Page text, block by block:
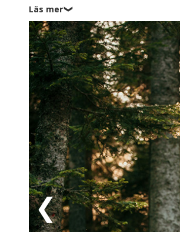
där du får svinga klubban med
med en stark Luther-historia.
pitch & putt, för en liten men
många badmöjligheter i
under varma sommardagar kan
poolen. Dessutom är det bara
hittar inomhuspool med
massage-behandling.
Missa heller inte ett besök i den
områdets stora
vackraste och största
museum som framvisar ett
där du kan blicka ut över det
Gotha (18 km) kan du kliva in
invändiga konstskatterna. Vill du
staden Schmalalden (23 km)
Läs mer❯